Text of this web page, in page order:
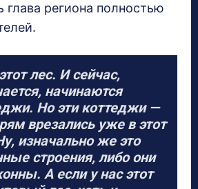
глава региона полностью
лес. И сейчас,
начинаются
Но эти коттеджи —
врезались уже в этот
изначально же это
строения, либо они
А если у нас этот